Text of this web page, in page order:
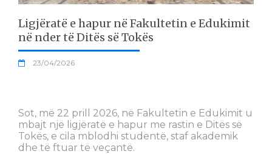
Ligjëratë e hapur në Fakultetin e Edukimit
në nder të Ditës së Tokës
23/04/2026
Sot, më 22 prill 2026, në Fakultetin e Edukimit u
mbajt një ligjëratë e hapur me rastin e Ditës së
Tokës, e cila mblodhi studentë, staf akademik
dhe të ftuar të veçantë.